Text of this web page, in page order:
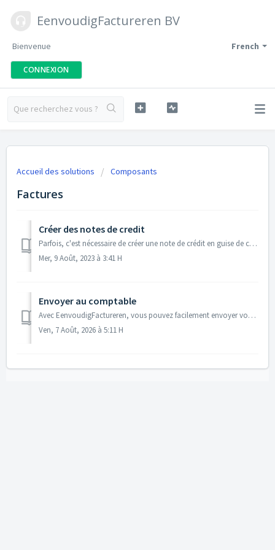
EenvoudigFactureren BV
French
Bienvenue
CONNEXION
Accueil des solutions Composants
Factures
Créer des notes de credit
Parfois, c'est nécessaire de créer une note de crédit en guise de correction à une facture déjà transmis. Vous pouvez créer une note de crédit à par...
Mer, 9 Août, 2023 à 3:41 H
Envoyer au comptable
Avec EenvoudigFactureren, vous pouvez facilement envoyer vos factures de vente à votre comptable ou à votre logiciel de comptabilité. Vous n'avez ainsi ...
Ven, 7 Août, 2026 à 5:11 H